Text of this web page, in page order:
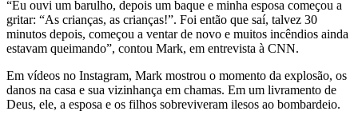
“Eu ouvi um barulho, depois um baque e minha esposa começou a
gritar: “As crianças, as crianças!”. Foi então que saí, talvez 30
minutos depois, começou a ventar de novo e muitos incêndios ainda
estavam queimando”, contou Mark, em entrevista à CNN.
Em vídeos no Instagram, Mark mostrou o momento da explosão, os
danos na casa e sua vizinhança em chamas. Em um livramento de
Deus, ele, a esposa e os filhos sobreviveram ilesos ao bombardeio.